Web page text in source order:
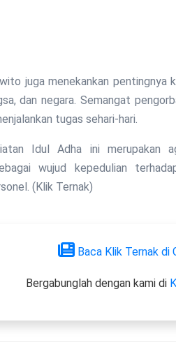
juga menekankan pentingnya
dan negara. Semangat
tugas sehari-hari.
Idul Adha ini merupakan
wujud kepedulian
(Klik Ternak)
Baca Klik Ternak di
Bergabunglah dengan kami di